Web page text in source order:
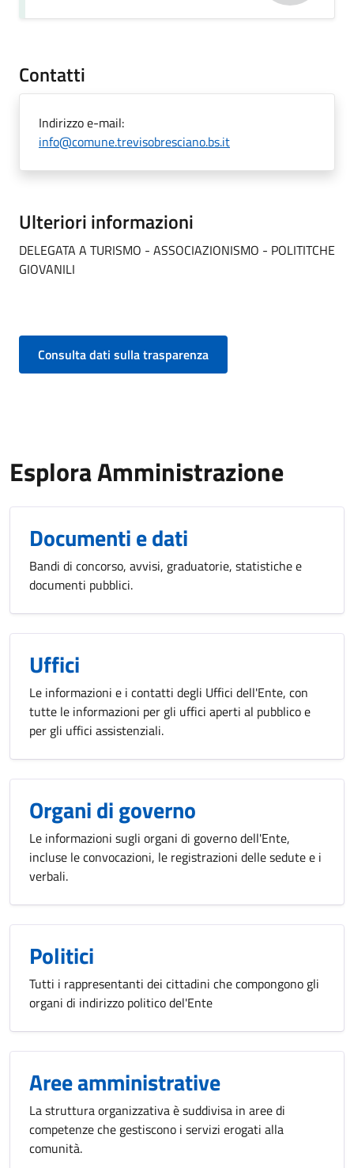
Contatti
Indirizzo e-mail:
info@comune.trevisobresciano.bs.it
Ulteriori informazioni
DELEGATA A TURISMO - ASSOCIAZIONISMO - POLITITCHE
GIOVANILI
Consulta dati sulla trasparenza
Esplora Amministrazione
Documenti e dati
Bandi di concorso, avvisi, graduatorie, statistiche e
documenti pubblici.
Uffici
Le informazioni e i contatti degli Uffici dell'Ente, con
tutte le informazioni per gli uffici aperti al pubblico e
per gli uffici assistenziali.
Organi di governo
Le informazioni sugli organi di governo dell'Ente,
incluse le convocazioni, le registrazioni delle sedute e i
verbali.
Politici
Tutti i rappresentanti dei cittadini che compongono gli
organi di indirizzo politico del'Ente
Aree amministrative
La struttura organizzativa è suddivisa in aree di
competenze che gestiscono i servizi erogati alla
comunità.